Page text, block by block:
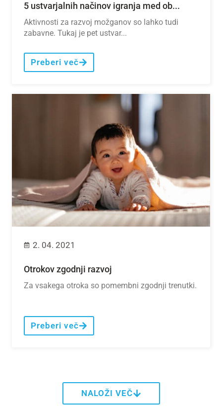
5 ustvarjalnih načinov igranja med ob...
Aktivnosti za razvoj možganov so lahko tudi
zabavne. Tukaj je pet ustvar...
Preberi več
2. 04. 2021
Otrokov zgodnji razvoj
Za vsakega otroka so pomembni zgodnji trenutki.
Preberi več
NALOŽI VEČ